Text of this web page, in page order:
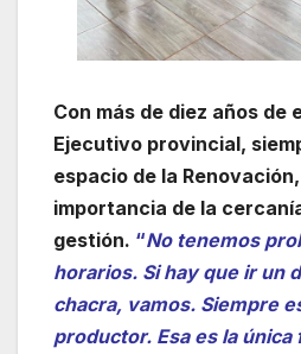
Con más de diez años de
Ejecutivo provincial,
espacio de la
importancia de la
gestión. “No tenemos
horarios. Si hay que ir un
chacra, vamos. Siempre
productor. Esa es la única